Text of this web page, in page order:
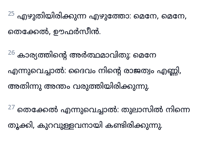
25 എഴുതിയിരിക്കുന്ന എഴുത്തോ: മെനേ, മെനേ,
തെക്കേൽ, ഊഫർസീൻ.
26 കാര്യത്തിന്റെ അർത്ഥമാവിതു: മെനേ
എന്നുവെച്ചാൽ: ദൈവം നിന്റെ രാജത്വം എണ്ണി,
അതിന്നു അന്തം വരുത്തിയിരിക്കുന്നു.
27 തെക്കേൽ എന്നുവെച്ചാൽ: തുലാസിൽ നിന്നെ
തൂക്കി, കുറവുള്ളവനായി കണ്ടിരിക്കുന്നു.